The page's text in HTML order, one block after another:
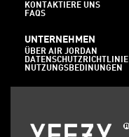
KONTAKTIERE UNS
FAQS
UNTERNEHMEN
ÜBER AIR JORDAN
DATENSCHUTZRICHTLINIE
NUTZUNGSBEDINUNGEN